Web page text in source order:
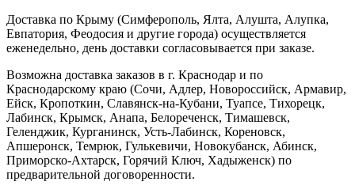
Доставка по Крыму (Симферополь, Ялта, Алушта, Алупка,
Евпатория, Феодосия и другие города) осуществляется
еженедельно, день доставки согласовывается при заказе.
Возможна доставка заказов в г. Краснодар и по
Краснодарскому краю (Сочи, Адлер, Новороссийск, Армавир,
Ейск, Кропоткин, Славянск-на-Кубани, Туапсе, Тихорецк,
Лабинск, Крымск, Анапа, Белореченск, Тимашевск,
Геленджик, Курганинск, Усть-Лабинск, Кореновск,
Апшеронск, Темрюк, Гулькевичи, Новокубанск, Абинск,
Приморско-Ахтарск, Горячий Ключ, Хадыженск) по
предварительной договоренности.